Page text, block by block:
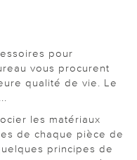
pour
vous procurent
qualité de vie. Le
les matériaux
de chaque pièce de
principes de